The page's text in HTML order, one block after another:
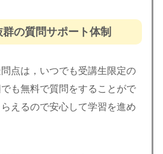
の質問サポート体制
点は，いつでも受講生限定の
も無料で質問をすることがで
えるので安心して学習を進め